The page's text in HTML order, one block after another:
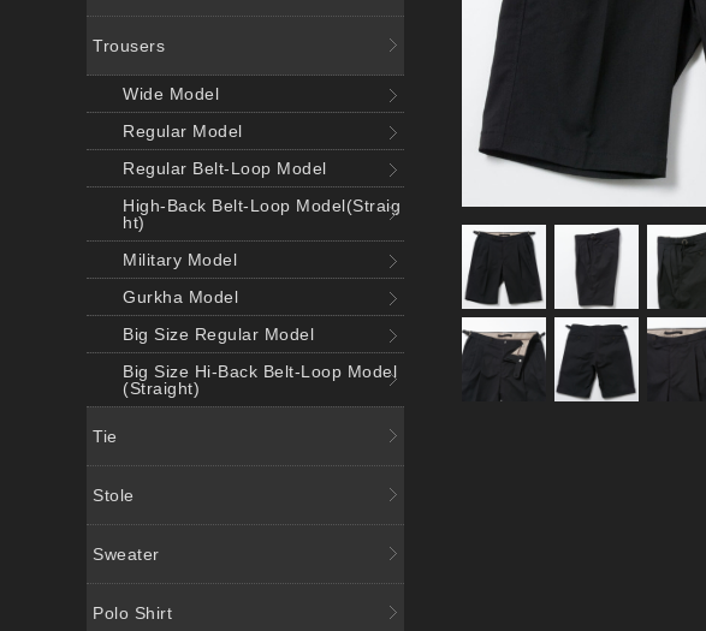
Trousers
Wide Model
Regular Model
Regular Belt-Loop Model
High-Back Belt-Loop Model(Straig
ht)
Military Model
Gurkha Model
Big Size Regular Model
Big Size Hi-Back Belt-Loop Model
(Straight)
Tie
Stole
Sweater
Polo Shirt